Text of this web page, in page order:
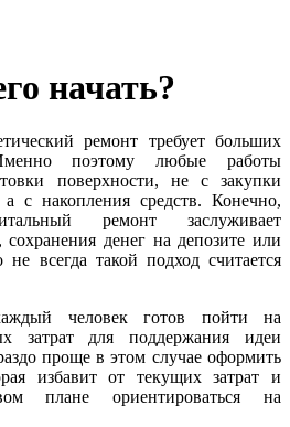
начать?
ремонт требует больших
поэтому любые работы
поверхности, не с закупки
с накопления средств. Конечно,
ремонт заслуживает
денег на депозите или
не всегда такой подход считается
человек готов пойти на
затрат для поддержания идеи
проще в этом случае оформить
избавит от текущих затрат и
плане ориентироваться на